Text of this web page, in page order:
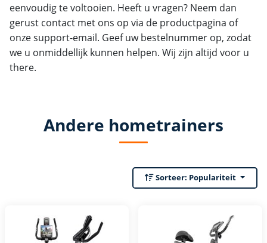
eenvoudig te voltooien. Heeft u vragen? Neem dan
gerust contact met ons op via de productpagina of
onze support-email. Geef uw bestelnummer op, zodat
we u onmiddellijk kunnen helpen. Wij zijn altijd voor u
there.
Andere hometrainers
Sorteer: Populariteit